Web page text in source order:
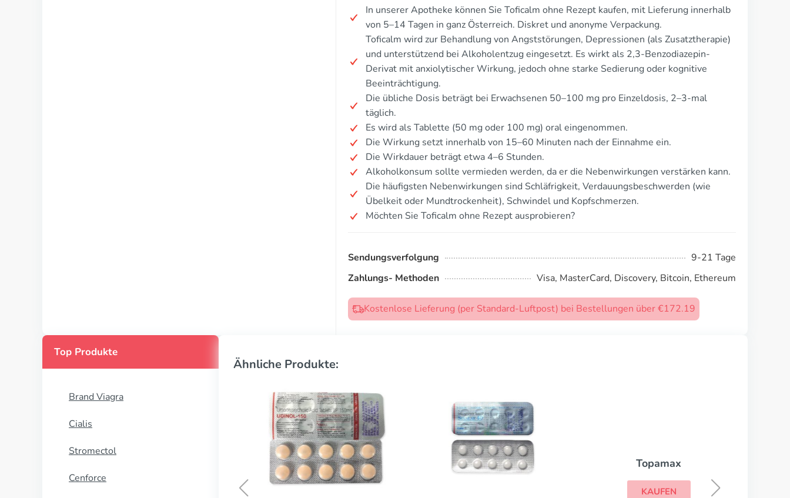
In unserer Apotheke können Sie Toficalm ohne Rezept kaufen, mit Lieferung innerhalb
von 5–14 Tagen in ganz Österreich. Diskret und anonyme Verpackung.
Toficalm wird zur Behandlung von Angststörungen, Depressionen (als Zusatztherapie)
und unterstützend bei Alkoholentzug eingesetzt. Es wirkt als 2,3-Benzodiazepin-
Derivat mit anxiolytischer Wirkung, jedoch ohne starke Sedierung oder kognitive
Beeinträchtigung.
Die übliche Dosis beträgt bei Erwachsenen 50–100 mg pro Einzeldosis, 2–3-mal
täglich.
Es wird als Tablette (50 mg oder 100 mg) oral eingenommen.
Die Wirkung setzt innerhalb von 15–60 Minuten nach der Einnahme ein.
Die Wirkdauer beträgt etwa 4–6 Stunden.
Alkoholkonsum sollte vermieden werden, da er die Nebenwirkungen verstärken kann.
Die häufigsten Nebenwirkungen sind Schläfrigkeit, Verdauungsbeschwerden (wie
Übelkeit oder Mundtrockenheit), Schwindel und Kopfschmerzen.
Möchten Sie Toficalm ohne Rezept ausprobieren?
Sendungsverfolgung
9-21 Tage
Zahlungs- Methoden
Visa, MasterCard, Discovery, Bitcoin, Ethereum
Kostenlose Lieferung (per Standard-Luftpost) bei Bestellungen über €172.19
Top Produkte
Brand Viagra
Cialis
Stromectol
Cenforce
Ähnliche Produkte: